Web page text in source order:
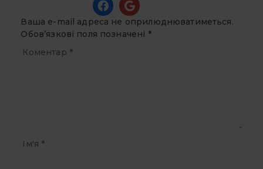
Ваша e-mail адреса не оприлюднюватиметься.
Обов’язкові поля позначені *
Коментар *
Ім'я *